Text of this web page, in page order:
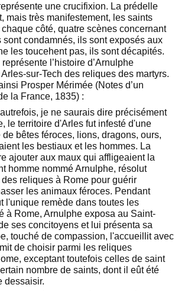
une crucifixion. La prédelle
mais très manifestement, les saints
côté, quatre scènes concernant
condamnés, ils sont exposés aux
les toucehent pas, ils sont décapités.
l’histoire d’Arnulphe
sur-Tech des reliques des martyrs.
Prosper Mérimée (Notes d’un
la France, 1835) :
je ne saurais dire précisément
le territoire d'Arles fut infesté d'une
bêtes féroces, lions, dragons, ours,
les bestiaux et les hommes. La
ajouter aux maux qui affligeaient la
homme nommé Arnulphe, résolut
reliques à Rome pour guérir
les animaux féroces. Pendant
l'unique remède dans toutes les
à Rome, Arnulphe exposa au Saint-
ses concitoyens et lui présenta sa
touché de compassion, l'accueillit avec
de choisir parmi les reliques
exceptant toutefois celles de saint
nombre de saints, dont il eût été
dessaisir.